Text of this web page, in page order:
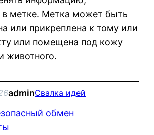
метке. Метка может быть
или прикреплена к тому или
или помещена под кожу
животного.
adminСвалка идей
обмен